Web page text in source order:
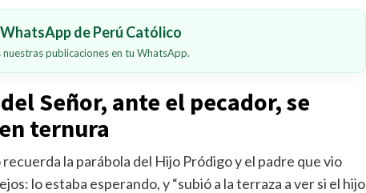
de Perú Católico
nuestras publicaciones en tu WhatsApp.
Señor, ante el pecador, se
ternura
recuerda la parábola del Hijo Pródigo y el padre que vio
lo estaba esperando, y “subió a la terraza a ver si el hijo